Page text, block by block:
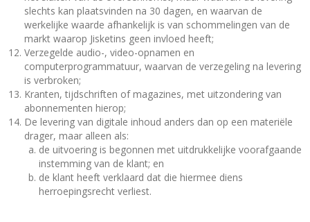
slechts kan plaatsvinden na 30 dagen, en waarvan de
werkelijke waarde afhankelijk is van schommelingen van de
markt waarop Jisketins geen invloed heeft;
Verzegelde audio-, video-opnamen en
computerprogrammatuur, waarvan de verzegeling na levering
is verbroken;
Kranten, tijdschriften of magazines, met uitzondering van
abonnementen hierop;
De levering van digitale inhoud anders dan op een materiële
drager, maar alleen als:
de uitvoering is begonnen met uitdrukkelijke voorafgaande
instemming van de klant; en
de klant heeft verklaard dat die hiermee diens
herroepingsrecht verliest.